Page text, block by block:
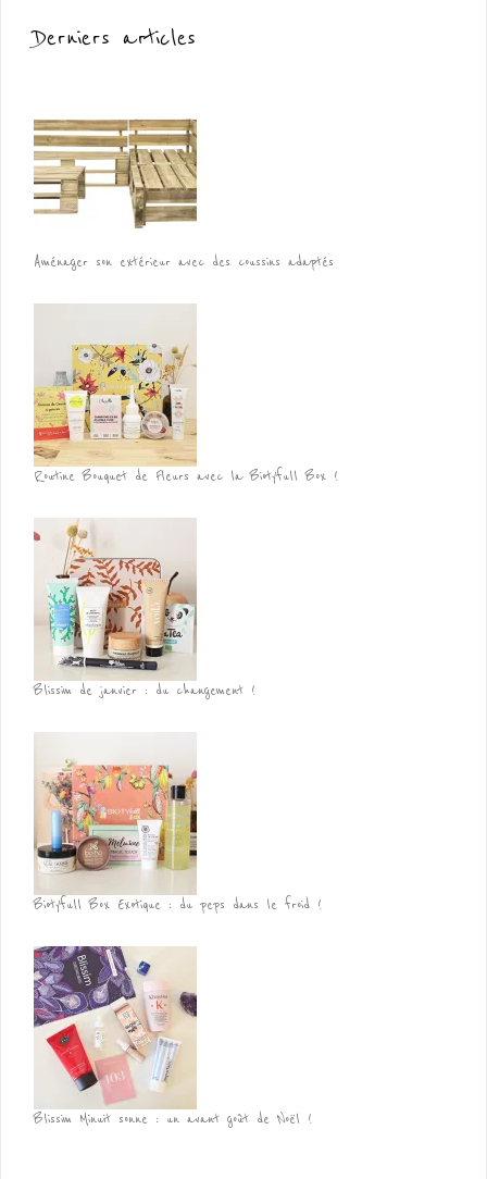
Derniers articles
Aménager son extérieur avec des coussins adaptés
Routine Bouquet de Fleurs avec la Biotyfull Box !
Blissim de janvier : du changement !
Biotyfull Box Exotique : du peps dans le froid !
Blissim Minuit sonne : un avant goût de Noël !